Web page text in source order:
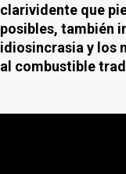
clarividente que
posibles, también
idiosincrasia y los
al combustible